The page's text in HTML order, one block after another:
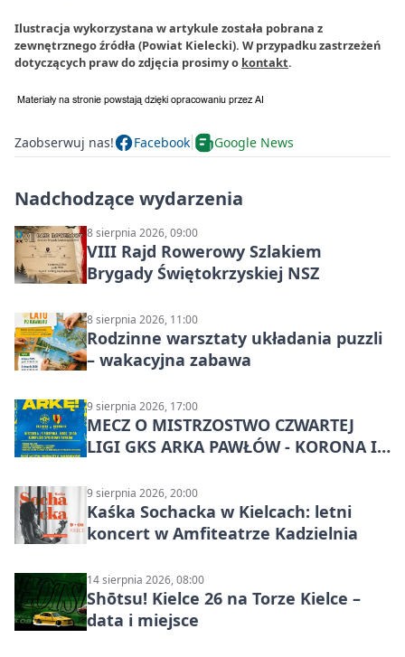
Ilustracja wykorzystana w artykule została pobrana z
zewnętrznego źródła (Powiat Kielecki). W przypadku zastrzeżeń
dotyczących praw do zdjęcia prosimy o kontakt.
Zaobserwuj nas! Facebook Google News
Nadchodzące wydarzenia
8 sierpnia 2026, 09:00
VIII Rajd Rowerowy Szlakiem
Brygady Świętokrzyskiej NSZ
8 sierpnia 2026, 11:00
Rodzinne warsztaty układania puzzli
– wakacyjna zabawa
9 sierpnia 2026, 17:00
MECZ O MISTRZOSTWO CZWARTEJ
LIGI GKS ARKA PAWŁÓW - KORONA III
9 sierpnia 2026, 20:00
Kaśka Sochacka w Kielcach: letni
koncert w Amfiteatrze Kadzielnia
14 sierpnia 2026, 08:00
Shōtsu! Kielce 26 na Torze Kielce –
data i miejsce